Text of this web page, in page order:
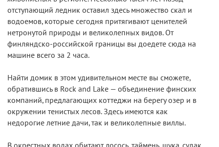
отступающий ледник оставил здесь множество скал и
водоемов, которые сегодня притягивают ценителей
нетронутой природы и великолепных видов. От
финляндско-российской границы вы доедете сюда на
машине всего за 2 часа.
Найти домик в этом удивительном месте вы сможете,
обратившись в Rock and Lake — объединение финских
компаний, предлагающих коттеджи на берегу озер и в
окружении тенистых лесов. Здесь имеются как
недорогие летние дачи, так и великолепные виллы.